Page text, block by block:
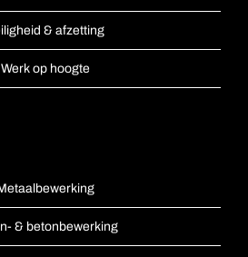
& afzetting
Werk op hoogte
& betonbewerking